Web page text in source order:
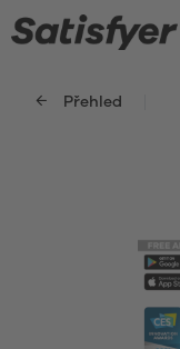
Přehled